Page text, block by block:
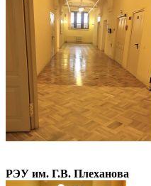
РЭУ им. Г.В. Плеханова